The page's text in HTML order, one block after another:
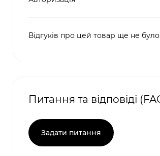
Відгуків про цей товар ще не
Питання та відповіді
Задати питання